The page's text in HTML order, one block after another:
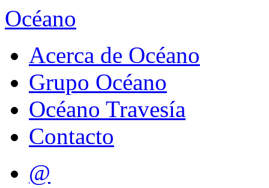
Océano
Acerca de Océano
Grupo Océano
Océano Travesía
Contacto
@